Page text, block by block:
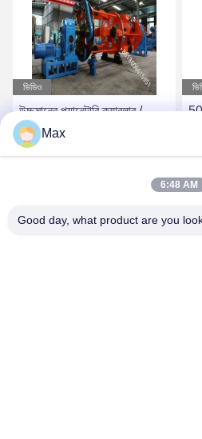
ভিডিও
উচ্চমানের প্ল্যানেটারি ক্যাবলার /
লেয়ারিং মেশিন প্রস্তুতকারক
1400/1+6 পাওয়ার ক্যাবলের জন্য
Max
6:48 AM
Good day, what product are you